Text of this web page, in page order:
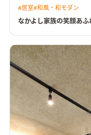
濃紺とオレンジの差し色
ます。 ローテーブルの安心感とくつろぎ、無垢のぬくもりに包
健康高性能住宅です。
#居室#和風・和モダン
なかよし家族の笑顔あ